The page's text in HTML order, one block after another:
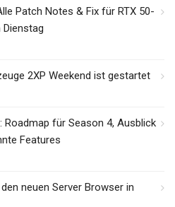
Patch Notes & Fix für RTX 50-
2XP Weekend ist gestartet
für Season 4, Ausblick
Features
neuen Server Browser in